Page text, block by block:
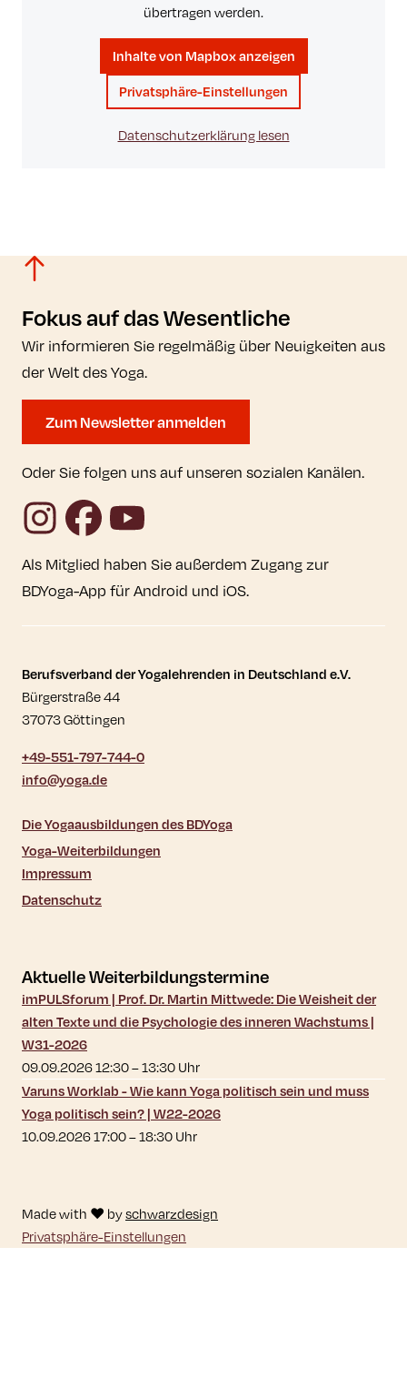
übertragen werden.
Inhalte von Mapbox anzeigen
Privatsphäre-Einstellungen
Datenschutzerklärung lesen
Fokus auf das Wesentliche
Wir informieren Sie regelmäßig über Neuigkeiten aus
der Welt des Yoga.
Zum Newsletter anmelden
Oder Sie folgen uns auf unseren sozialen Kanälen.
InstagramFacebookYouTube
Als Mitglied haben Sie außerdem Zugang zur
BDYoga-App für Android und iOS.
Kontaktdaten und weitere Links
Berufsverband der Yogalehrenden in Deutschland e.V.
Bürgerstraße 44
37073 Göttingen
+49-551-797-744-0
info@yoga.de
Die Yogaausbildungen des BDYoga
Yoga-Weiterbildungen
Impressum
Datenschutz
Aktuelle Weiterbildungstermine
imPULSforum | Prof. Dr. Martin Mittwede: Die Weisheit der
alten Texte und die Psychologie des inneren Wachstums |
W31-2026
09.09.2026 12:30–13:30Uhr
Varuns Worklab - Wie kann Yoga politisch sein und muss
Yoga politisch sein? | W22-2026
10.09.2026 17:00–18:30Uhr
Made with ♥ byschwarzdesign
Privatsphäre-Einstellungen